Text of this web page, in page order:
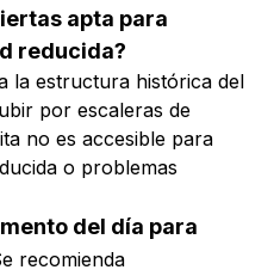
apta para
reducida?
la estructura histórica del
por escaleras de
no es accesible para
o problemas
del día para
recomienda